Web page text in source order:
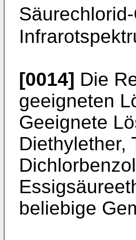
[0014] Die
geeigne­ten
Geeignete
Diethylether,
belie­bige